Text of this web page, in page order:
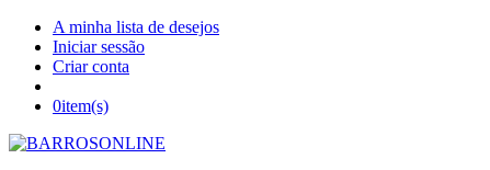
A minha lista de desejos
Iniciar sessão
Criar conta
0item(s)